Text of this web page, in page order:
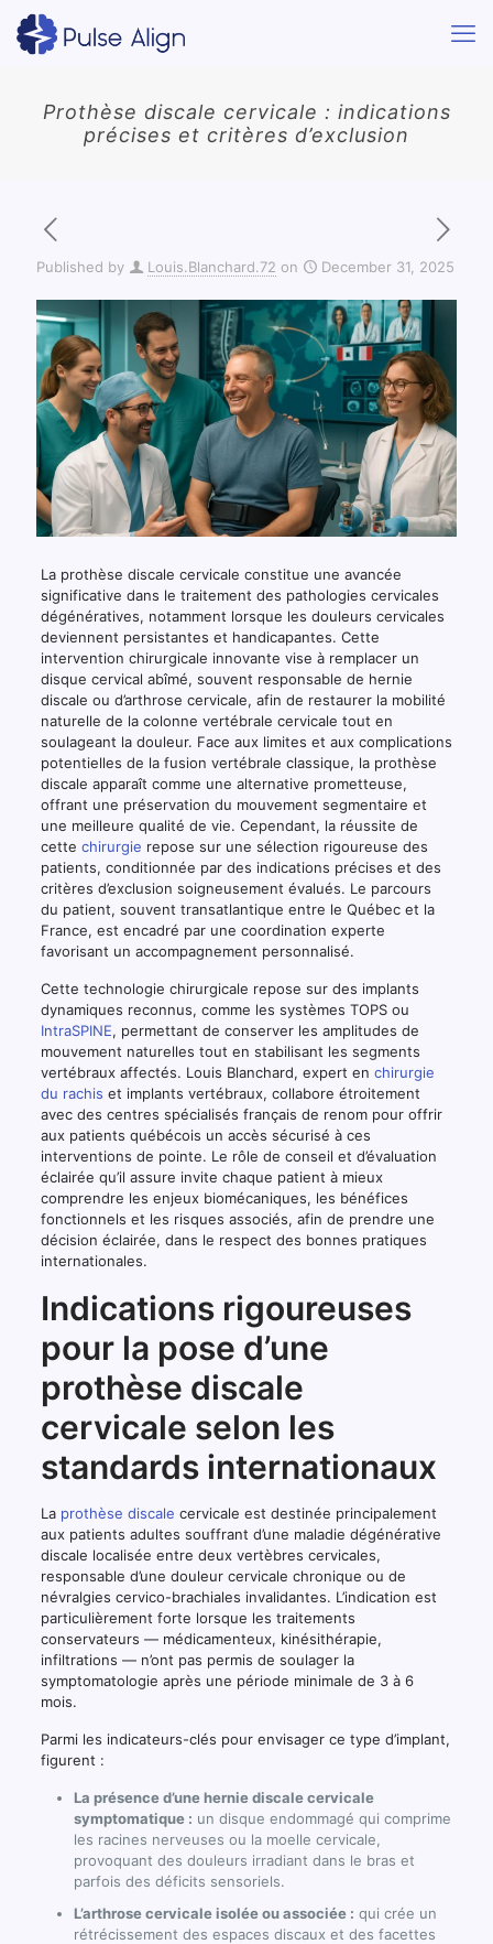
Prothèse discale cervicale : indications
précises et critères d’exclusion
Published by Louis.Blanchard.72 on December 31, 2025
La prothèse discale cervicale constitue une avancée
significative dans le traitement des pathologies cervicales
dégénératives, notamment lorsque les douleurs cervicales
deviennent persistantes et handicapantes. Cette
intervention chirurgicale innovante vise à remplacer un
disque cervical abîmé, souvent responsable de hernie
discale ou d’arthrose cervicale, afin de restaurer la mobilité
naturelle de la colonne vertébrale cervicale tout en
soulageant la douleur. Face aux limites et aux complications
potentielles de la fusion vertébrale classique, la prothèse
discale apparaît comme une alternative prometteuse,
offrant une préservation du mouvement segmentaire et
une meilleure qualité de vie. Cependant, la réussite de
cette chirurgie repose sur une sélection rigoureuse des
patients, conditionnée par des indications précises et des
critères d’exclusion soigneusement évalués. Le parcours
du patient, souvent transatlantique entre le Québec et la
France, est encadré par une coordination experte
favorisant un accompagnement personnalisé.
Cette technologie chirurgicale repose sur des implants
dynamiques reconnus, comme les systèmes TOPS ou
IntraSPINE, permettant de conserver les amplitudes de
mouvement naturelles tout en stabilisant les segments
vertébraux affectés. Louis Blanchard, expert en chirurgie
du rachis et implants vertébraux, collabore étroitement
avec des centres spécialisés français de renom pour offrir
aux patients québécois un accès sécurisé à ces
interventions de pointe. Le rôle de conseil et d’évaluation
éclairée qu’il assure invite chaque patient à mieux
comprendre les enjeux biomécaniques, les bénéfices
fonctionnels et les risques associés, afin de prendre une
décision éclairée, dans le respect des bonnes pratiques
internationales.
Indications rigoureuses
pour la pose d’une
prothèse discale
cervicale selon les
standards internationaux
La prothèse discale cervicale est destinée principalement
aux patients adultes souffrant d’une maladie dégénérative
discale localisée entre deux vertèbres cervicales,
responsable d’une douleur cervicale chronique ou de
névralgies cervico-brachiales invalidantes. L’indication est
particulièrement forte lorsque les traitements
conservateurs — médicamenteux, kinésithérapie,
infiltrations — n’ont pas permis de soulager la
symptomatologie après une période minimale de 3 à 6
mois.
Parmi les indicateurs-clés pour envisager ce type d’implant,
figurent :
La présence d’une hernie discale cervicale
symptomatique : un disque endommagé qui comprime
les racines nerveuses ou la moelle cervicale,
provoquant des douleurs irradiant dans le bras et
parfois des déficits sensoriels.
L’arthrose cervicale isolée ou associée : qui crée un
rétrécissement des espaces discaux et des facettes